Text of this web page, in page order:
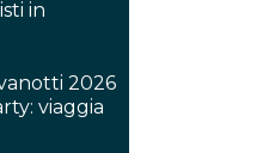
in
2026
viaggia